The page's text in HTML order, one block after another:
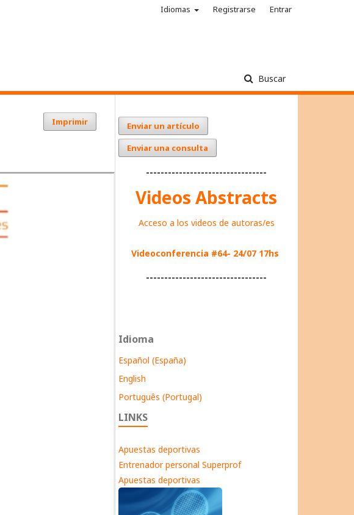
Buscar
Idiomas Registrarse Entrar
Imprimir
Enviar un artículo
Enviar una consulta
---------------------------------
Videos Abstracts
Acceso a los videos de autoras/es
Videoconferencia #64- 24/07 17hs
---------------------------------
Idioma
Español (España)
English
Português (Portugal)
LINKS
Apuestas deportivas
Entrenador personal Superprof
Apuestas deportivas